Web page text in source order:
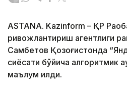
ASTANA. Kazinform – ҚР
ривожлантириш агентлиги
Самбетов Қозоғистонда
сиёсати бўйича алгоритмик
маълум қилди.